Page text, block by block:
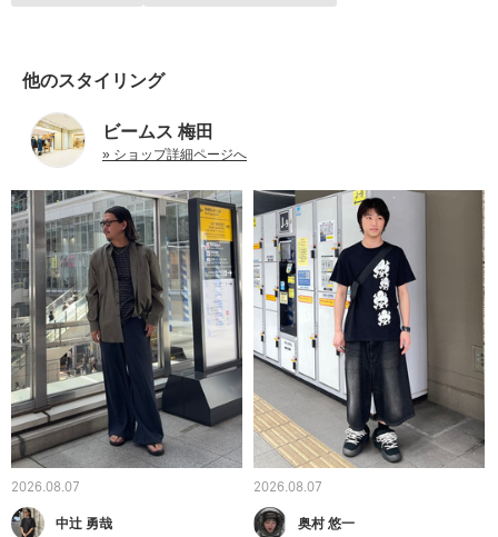
他のスタイリング
ビームス 梅田
» ショップ詳細ページへ
2026.08.07
中辻 勇哉
2026.08.07
奥村 悠一